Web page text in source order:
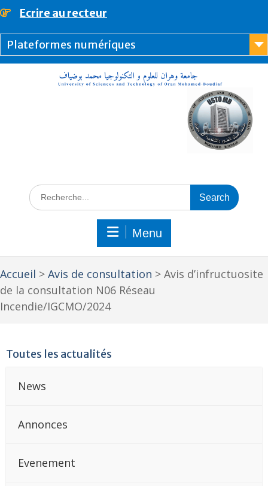
principal
Ecrire au recteur
Plateformes numériques
Menu
Accueil > Avis de consultation > Avis d’infructuosite
de la consultation N06 Réseau
Incendie/IGCMO/2024
Toutes les actualités
News
Annonces
Evenement